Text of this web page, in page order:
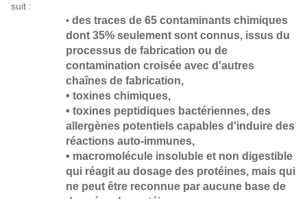
suit :
•des traces de 65 contaminants chimiques
dont 35% seulement sont connus, issus du
processus de fabrication ou de
contamination croisée avec d'autres
chaînes de fabrication,
• toxines chimiques,
• toxines peptidiques bactériennes, des
allergènes potentiels capables d'induire des
réactions auto-immunes,
• macromolécule insoluble et non digestible
qui réagit au dosage des protéines, mais qui
ne peut être reconnue par aucune base de